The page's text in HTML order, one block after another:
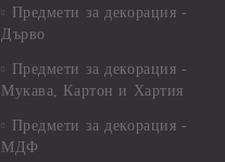
Предмети за декорация -
Дърво
Предмети за декорация -
Мукава, Картон и Хартия
Предмети за декорация -
МДФ